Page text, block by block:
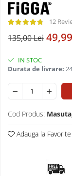
12
135,00 Lei
IN STOC
Durata de livrare:
Cod Produs:
Adauga la Favorite